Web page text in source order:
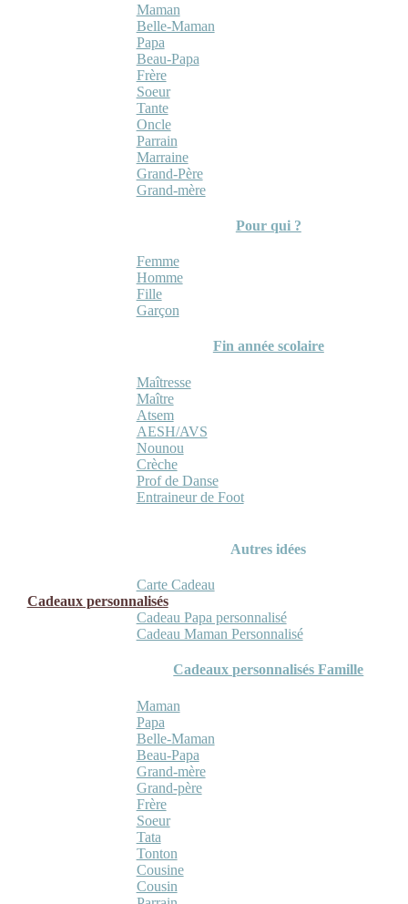
Maman
Belle-Maman
Papa
Beau-Papa
Frère
Soeur
Tante
Oncle
Parrain
Marraine
Grand-Père
Grand-mère
Pour qui ?
Femme
Homme
Fille
Garçon
Fin année scolaire
Maîtresse
Maître
Atsem
AESH/AVS
Nounou
Crèche
Prof de Danse
Entraineur de Foot
Autres idées
Carte Cadeau
Cadeaux personnalisés
Cadeau Papa personnalisé
Cadeau Maman Personnalisé
Cadeaux personnalisés Famille
Maman
Papa
Belle-Maman
Beau-Papa
Grand-mère
Grand-père
Frère
Soeur
Tata
Tonton
Cousine
Cousin